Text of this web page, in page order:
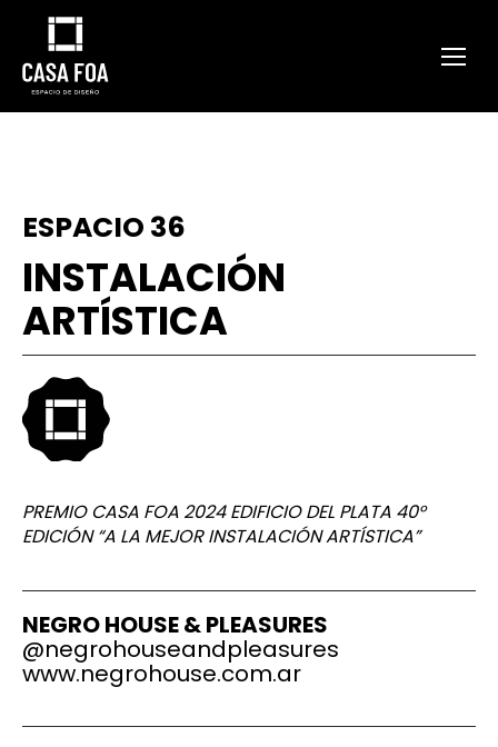
ESPACIO 36
INSTALACIÓN
ARTÍSTICA
PREMIO CASA FOA 2024 EDIFICIO DEL PLATA 40°
EDICIÓN “A LA MEJOR INSTALACIÓN ARTÍSTICA”
NEGRO HOUSE & PLEASURES
@negrohouseandpleasures
www.negrohouse.com.ar